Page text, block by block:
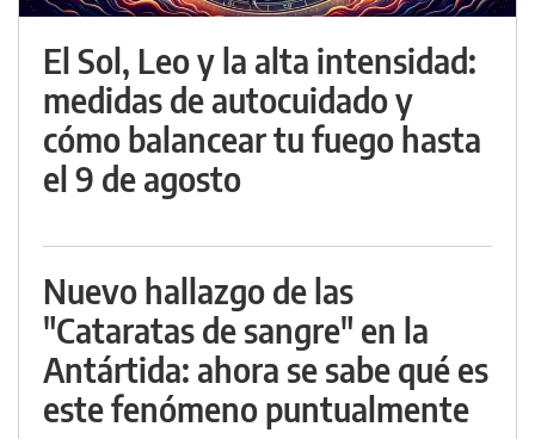
El Sol, Leo y la alta intensidad:
medidas de autocuidado y
cómo balancear tu fuego hasta
el 9 de agosto
Nuevo hallazgo de las
"Cataratas de sangre" en la
Antártida: ahora se sabe qué es
este fenómeno puntualmente